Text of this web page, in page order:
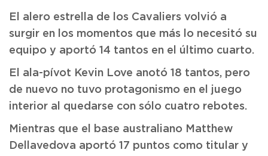
El alero estrella de los Cavaliers volvió a
surgir en los momentos que más lo necesitó su
equipo y aportó 14 tantos en el último cuarto.
El ala-pívot Kevin Love anotó 18 tantos, pero
de nuevo no tuvo protagonismo en el juego
interior al quedarse con sólo cuatro rebotes.
Mientras que el base australiano Matthew
Dellavedova aportó 17 puntos como titular y